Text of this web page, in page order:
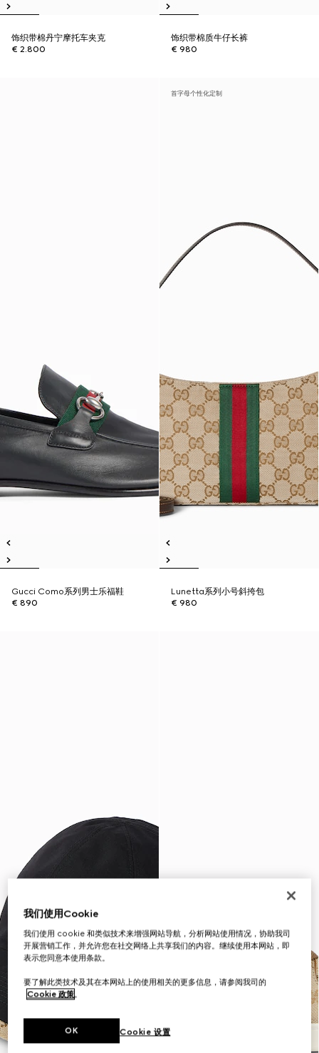
饰织带棉丹宁摩托车夹克
€ 2.800
饰织带棉质牛仔长裤
€ 980
Gucci Como系列男士乐福鞋
€ 890
首字母个性化定制
Lunetta系列小号斜挎包
€ 980
我们使用Cookie
我们使用 cookie 和类似技术来增强网站导航，分析网站使用情况，协助我司
开展营销工作，并允许您在社交网络上共享我们的内容。继续使用本网站，即
表示您同意本使用条款。
要了解此类技术及其在本网站上的使用相关的更多信息，请参阅我司的
Cookie 政策。
Cookie 设置
OK